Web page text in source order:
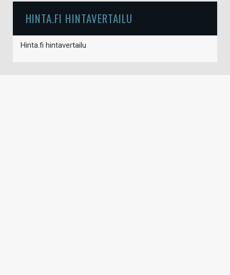
HINTA.FI HINTAVERTAILU
Hinta.fi hintavertailu